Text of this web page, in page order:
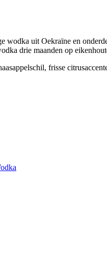
wodka uit Oekraïne en
drie maanden op
frisse